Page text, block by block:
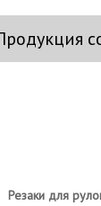
Резаки для